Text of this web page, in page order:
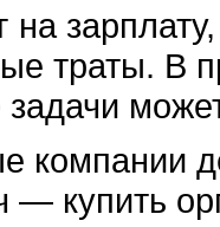
на
траты. В
компании
— купить